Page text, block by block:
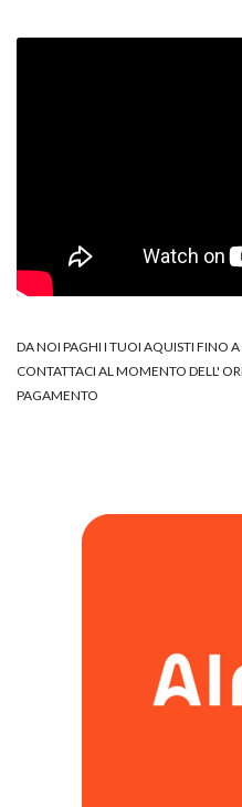
DA NOI PAGHI I TUOI AQUISTI FINO
CONTATTACI AL MOMENTO DELL'
PAGAMENTO